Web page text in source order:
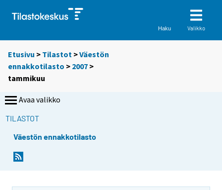
Haku Valikko
Etusivu > Tilastot >Väestön
ennakkotilasto > 2007 >
tammikuu
Avaa valikko
TILASTOT
Väestön ennakkotilasto